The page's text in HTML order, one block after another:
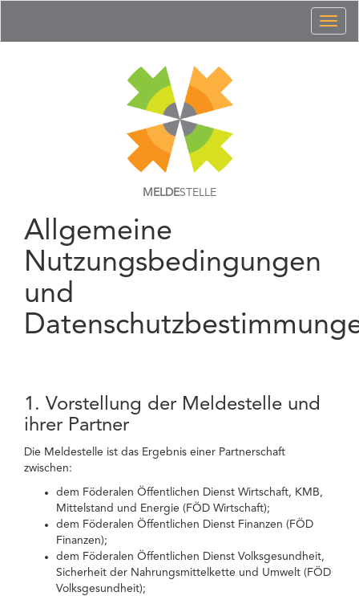
MELDESTELLE
Allgemeine
Nutzungsbedingungen
und
1. Vorstellung der Meldestelle und
ihrer Partner
Die Meldestelle ist das Ergebnis einer Partnerschaft
zwischen:
dem Föderalen Öffentlichen Dienst Wirtschaft, KMB,
Mittelstand und Energie (FÖD Wirtschaft);
dem Föderalen Öffentlichen Dienst Finanzen (FÖD
Finanzen);
dem Föderalen Öffentlichen Dienst Volksgesundheit,
Sicherheit der Nahrungsmittelkette und Umwelt (FÖD
Volksgesundheit);